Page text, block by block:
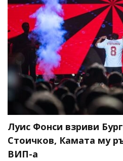
Луис Фонси взриви
Стоичков, Камата му
ВИП-а